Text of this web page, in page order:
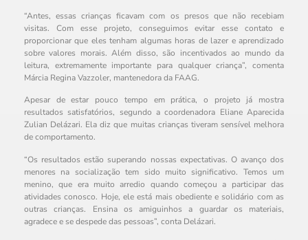
“Antes, essas crianças ficavam com os presos que não recebiam
visitas. Com esse projeto, conseguimos evitar esse contato e
proporcionar que eles tenham algumas horas de lazer e aprendizado
sobre valores morais. Além disso, são incentivados ao mundo da
leitura, extremamente importante para qualquer criança”, comenta
Márcia Regina Vazzoler, mantenedora da FAAG.
Apesar de estar pouco tempo em prática, o projeto já mostra
resultados satisfatórios, segundo a coordenadora Eliane Aparecida
Zulian Delázari. Ela diz que muitas crianças tiveram sensível melhora
de comportamento.
“Os resultados estão superando nossas expectativas. O avanço dos
menores na socialização tem sido muito significativo. Temos um
menino, que era muito arredio quando começou a participar das
atividades conosco. Hoje, ele está mais obediente e solidário com as
outras crianças. Ensina os amiguinhos a guardar os materiais,
agradece e se despede das pessoas”, conta Delázari.